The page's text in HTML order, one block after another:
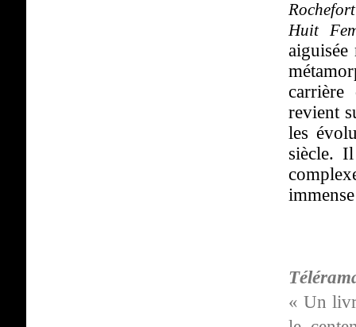
Rochefort
Huit
aiguisée
carrière
revient
les
siècle.
« Un